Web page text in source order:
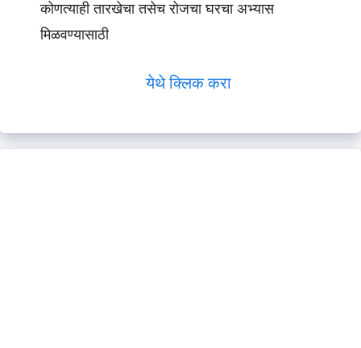
कोणत्याही तारखेचा तसेच रोजचा घरचा अभ्यास
मिळवण्यासाठी
येथे क्लिक करा